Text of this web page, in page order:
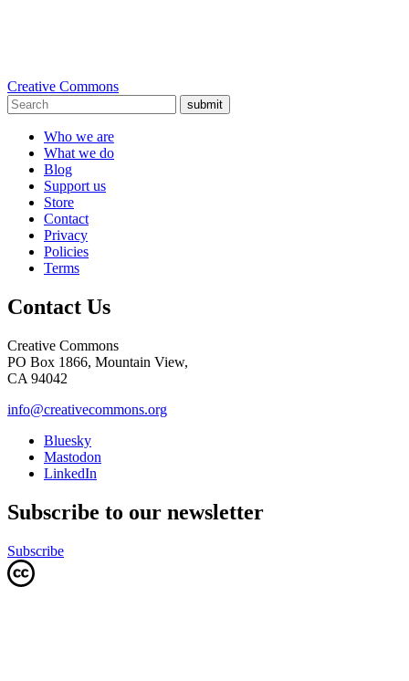
Creative Commons
submit
Who we are
What we do
Blog
Support us
Store
Contact
Privacy
Policies
Terms
Contact Us
Creative Commons
PO Box 1866, Mountain View,
CA 94042
info@creativecommons.org
Bluesky
Mastodon
LinkedIn
Subscribe to our newsletter
Subscribe